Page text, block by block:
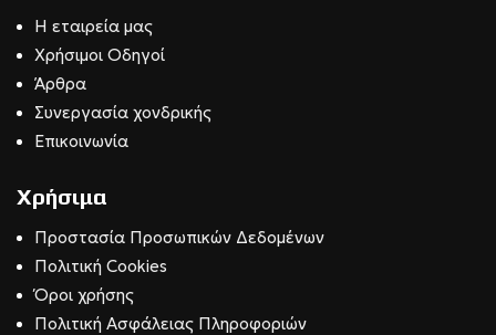
Η εταιρεία μας
Χρήσιμοι Οδηγοί
Άρθρα
Συνεργασία χονδρικής
Επικοινωνία
Χρήσιμα
Προστασία Προσωπικών Δεδομένων
Πολιτική Cookies
Όροι χρήσης
Πολιτική Ασφάλειας Πληροφοριών